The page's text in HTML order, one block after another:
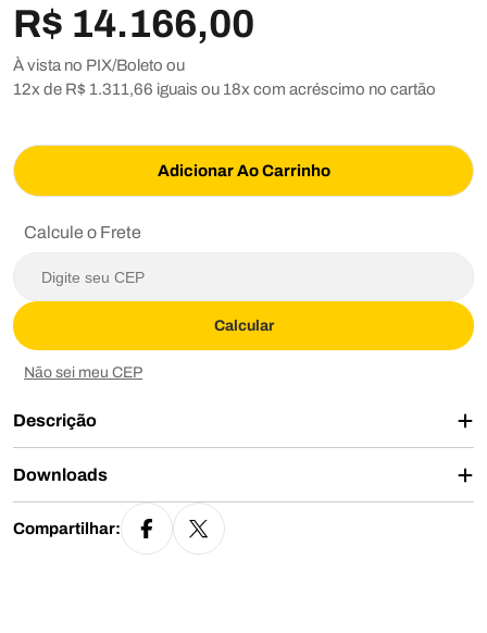
R$ 14.166,00
À vista no PIX/Boleto ou
12x de R$ 1.311,66 iguais ou 18x com acréscimo no cartão
Adicionar Ao Carrinho
Calcule o Frete
Calcular
Não sei meu CEP
Descrição
Downloads
Compartilhar: